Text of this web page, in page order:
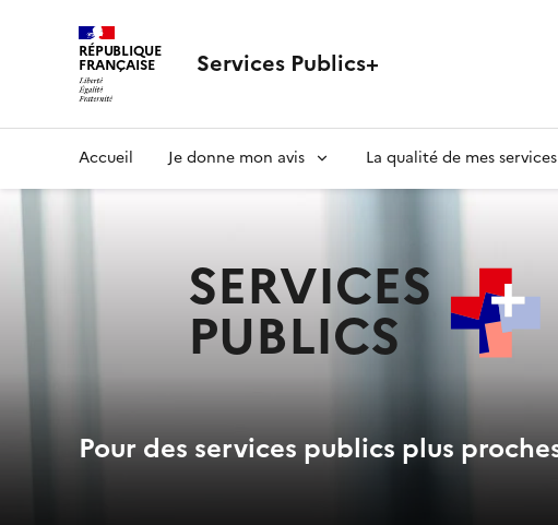
RÉPUBLIQUE
FRANÇAISE Services Publics+
principaleAccueil Je donne mon avis La qualité de mes
SERVICES
PUBLICS
Pour des services publics plus